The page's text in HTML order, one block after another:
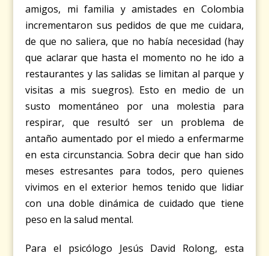
amigos, mi familia y amistades en Colombia
incrementaron sus pedidos de que me cuidara,
de que no saliera, que no había necesidad (hay
que aclarar que hasta el momento no he ido a
restaurantes y las salidas se limitan al parque y
visitas a mis suegros). Esto en medio de un
susto momentáneo por una molestia para
respirar, que resultó ser un problema de
antaño aumentado por el miedo a enfermarme
en esta circunstancia. Sobra decir que han sido
meses estresantes para todos, pero quienes
vivimos en el exterior hemos tenido que lidiar
con una doble dinámica de cuidado que tiene
peso en la salud mental.
Para el psicólogo Jesús David Rolong, esta